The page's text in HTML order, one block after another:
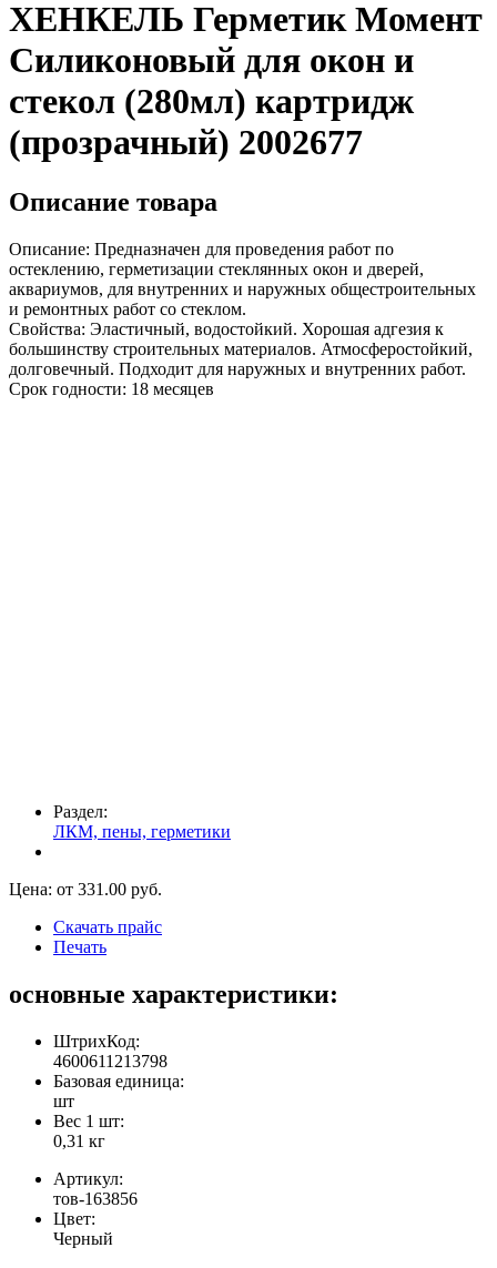
ХЕНКЕЛЬ Герметик Момент
Силиконовый для окон и
стекол (280мл) картридж
(прозрачный) 2002677
Описание товара
Описание: Предназначен для проведения работ по
остеклению, герметизации стеклянных окон и дверей,
аквариумов, для внутренних и наружных общестроительных
и ремонтных работ со стеклом.
Свойства: Эластичный, водостойкий. Хорошая адгезия к
большинству строительных материалов. Атмосферостойкий,
долговечный. Подходит для наружных и внутренних работ.
Срок годности: 18 месяцев
Раздел:
ЛКМ, пены, герметики
Цена: от 331.00 руб.
Скачать прайс
Печать
основные характеристики:
ШтрихКод:
4600611213798
Базовая единица:
шт
Вес 1 шт:
0,31 кг
Артикул:
тов-163856
Цвет:
Черный